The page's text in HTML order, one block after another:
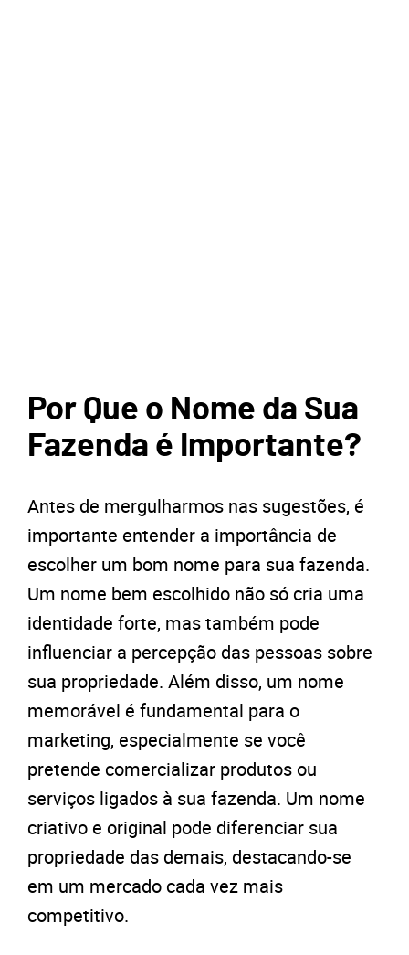
Por Que o Nome da Sua
Fazenda é Importante?
Antes de mergulharmos nas sugestões, é
importante entender a importância de
escolher um bom nome para sua fazenda.
Um nome bem escolhido não só cria uma
identidade forte, mas também pode
influenciar a percepção das pessoas sobre
sua propriedade. Além disso, um nome
memorável é fundamental para o
marketing, especialmente se você
pretende comercializar produtos ou
serviços ligados à sua fazenda. Um nome
criativo e original pode diferenciar sua
propriedade das demais, destacando-se
em um mercado cada vez mais
competitivo.